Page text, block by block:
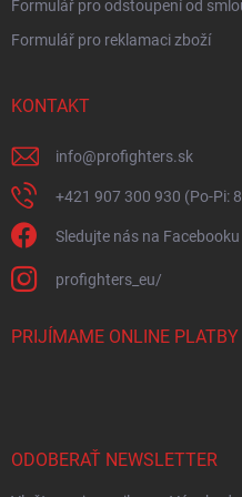
Formulář pro odstoupení od
Formulář pro reklamaci zboží
KONTAKT
info@profighters.sk
+421 907 300 930 (Po-Pi:
Sledujte nás na Facebooku
profighters_eu/
PRIJÍMAME ONLINE PLATBY
ODOBERAŤ NEWSLETTER